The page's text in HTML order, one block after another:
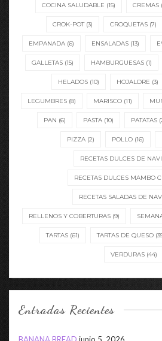
COCINA SALUDABLE (15) CREMAS
CROK-POT(3) CROQUETAS(7)
EMPANADA (6) ENSALADAS (13)
GALLETAS (15) HAMBURGUESAS (1)
HELADOS(10) HOJALDRE (3)
LEGUMBRES(8) MARISCO(11)
PAN (6) PASTA(10) PATATAS
PIZZA(2) POLLO(16)
RECETAS DULCES DE
RECETAS DULCES MAMBO
RECETAS SALADAS DE
RELLENOS Y COBERTURAS(9)
TARTAS(61) TARTAS DE QUESO
VERDURAS (44)
Entradas Recientes